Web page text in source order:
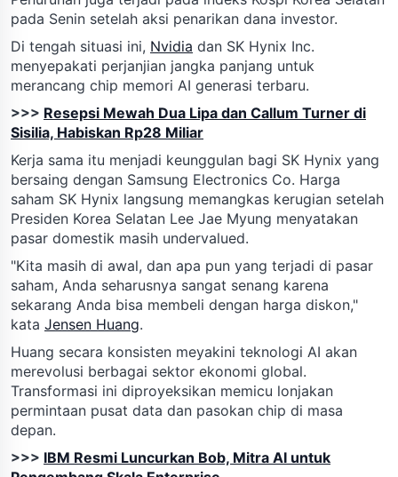
pada Senin setelah aksi penarikan dana investor.
Di tengah situasi ini, Nvidia dan SK Hynix Inc.
menyepakati perjanjian jangka panjang untuk
merancang chip memori AI generasi terbaru.
>>> Resepsi Mewah Dua Lipa dan Callum Turner di
Sisilia, Habiskan Rp28 Miliar
Kerja sama itu menjadi keunggulan bagi SK Hynix yang
bersaing dengan Samsung Electronics Co. Harga
saham SK Hynix langsung memangkas kerugian setelah
Presiden Korea Selatan Lee Jae Myung menyatakan
pasar domestik masih undervalued.
"Kita masih di awal, dan apa pun yang terjadi di pasar
saham, Anda seharusnya sangat senang karena
sekarang Anda bisa membeli dengan harga diskon,"
kata Jensen Huang.
Huang secara konsisten meyakini teknologi AI akan
merevolusi berbagai sektor ekonomi global.
Transformasi ini diproyeksikan memicu lonjakan
permintaan pusat data dan pasokan chip di masa
depan.
>>> IBM Resmi Luncurkan Bob, Mitra AI untuk